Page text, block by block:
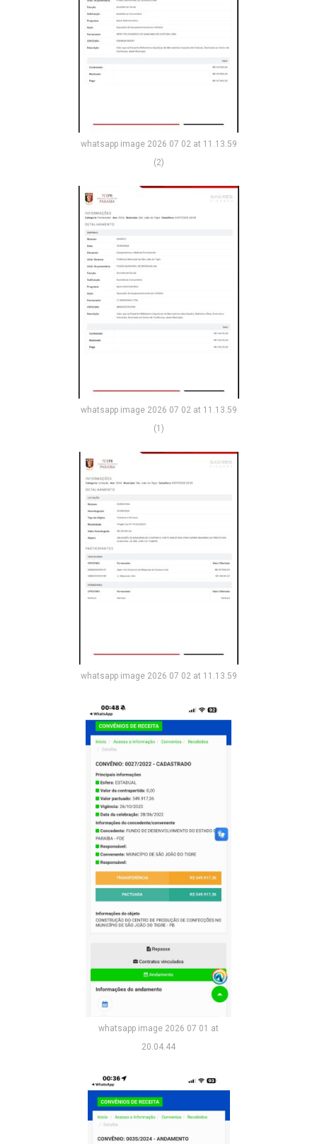
whatsapp image 2026 07 02 at 11.13.59
(2)
whatsapp image 2026 07 02 at 11.13.59
(1)
whatsapp image 2026 07 02 at 11.13.59
whatsapp image 2026 07 01 at
20.04.44